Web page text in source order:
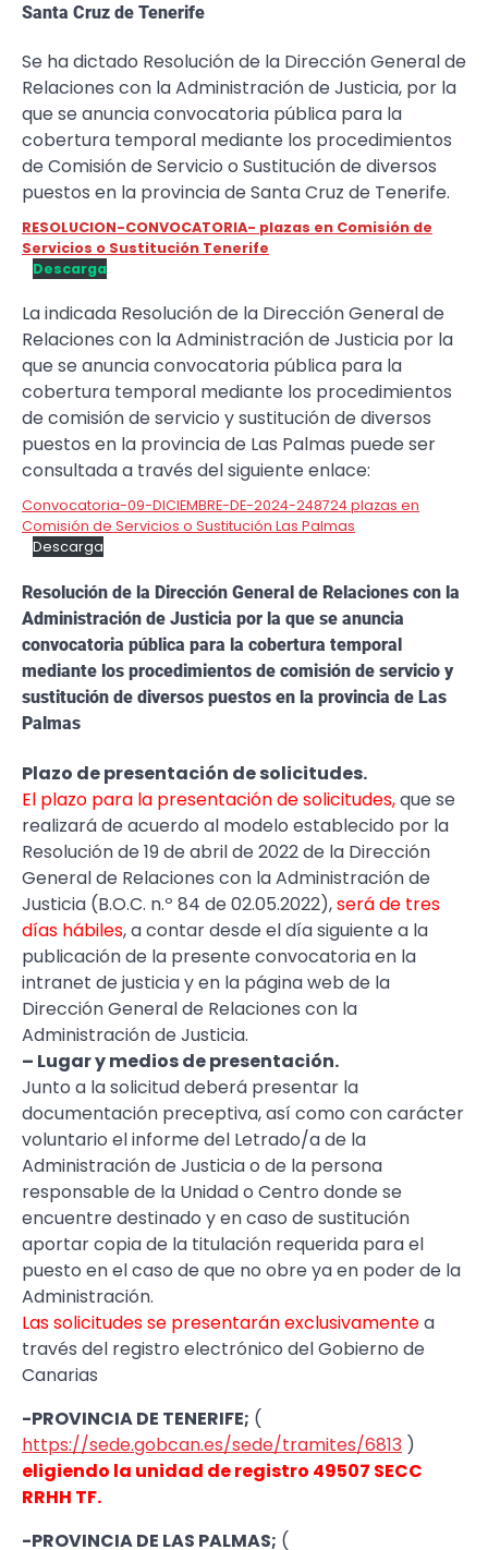
Santa Cruz de Tenerife
Se ha dictado Resolución de la Dirección General de
Relaciones con la Administración de Justicia, por la
que se anuncia convocatoria pública para la
cobertura temporal mediante los procedimientos
de Comisión de Servicio o Sustitución de diversos
puestos en la provincia de Santa Cruz de Tenerife.
RESOLUCION-CONVOCATORIA- plazas en Comisión de
Servicios o Sustitución Tenerife
Descarga
La indicada Resolución de la Dirección General de
Relaciones con la Administración de Justicia por la
que se anuncia convocatoria pública para la
cobertura temporal mediante los procedimientos
de comisión de servicio y sustitución de diversos
puestos en la provincia de Las Palmas puede ser
consultada a través del siguiente enlace:
Convocatoria-09-DICIEMBRE-DE-2024-248724 plazas en
Comisión de Servicios o Sustitución Las Palmas
Descarga
Resolución de la Dirección General de Relaciones con la
Administración de Justicia por la que se anuncia
convocatoria pública para la cobertura temporal
mediante los procedimientos de comisión de servicio y
sustitución de diversos puestos en la provincia de Las
Palmas
Plazo de presentación de solicitudes.
El plazo para la presentación de solicitudes,que se
realizará de acuerdo al modelo establecido por la
Resolución de 19 de abril de 2022 de la Dirección
General de Relaciones con la Administración de
Justicia (B.O.C. n.º 84 de 02.05.2022),será de tres
días hábiles, a contar desde el día siguiente a la
publicación de la presente convocatoria en la
intranet de justicia y en la página web de la
Dirección General de Relaciones con la
Administración de Justicia.
– Lugar y medios de presentación.
Junto a la solicitud deberá presentar la
documentación preceptiva, así como con carácter
voluntario el informe del Letrado/a de la
Administración de Justicia o de la persona
responsable de la Unidad o Centro donde se
encuentre destinado y en caso de sustitución
aportar copia de la titulación requerida para el
puesto en el caso de que no obre ya en poder de la
Administración.
Las solicitudes se presentarán exclusivamentea
través del registro electrónico del Gobierno de
Canarias
-PROVINCIA DE TENERIFE; (
https://sede.gobcan.es/sede/tramites/6813 )
eligiendo la unidad de registro 49507 SECC
RRHH TF.
-PROVINCIA DE LAS PALMAS; (